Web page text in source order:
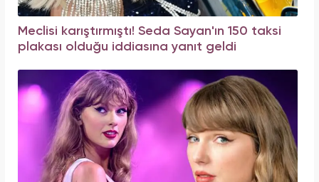
Meclisi karıştırmıştı! Seda Sayan'ın 150 taksi
plakası olduğu iddiasına yanıt geldi